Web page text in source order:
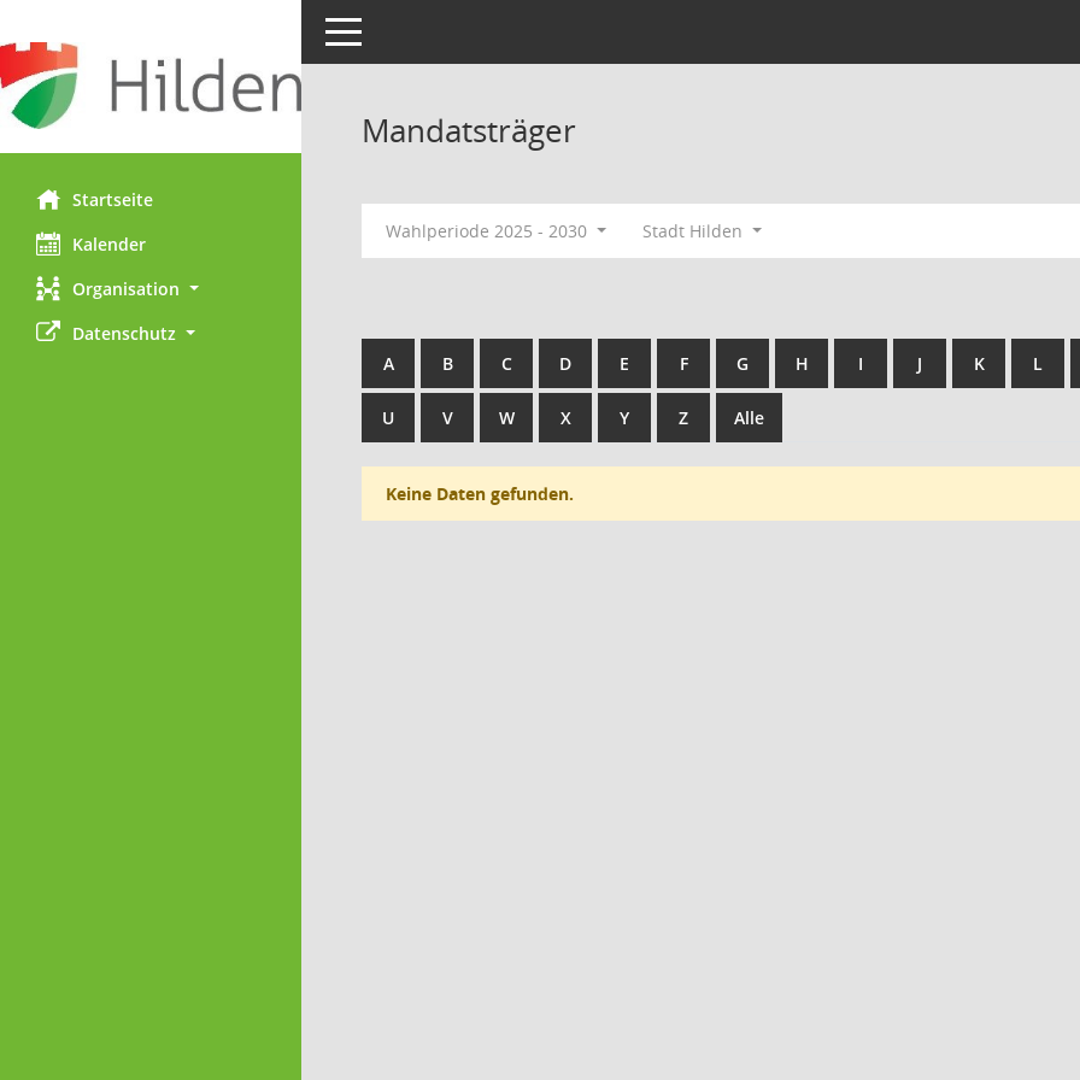
Startseite
Kalender
Organisation
Datenschutz
Toggle navigation
Mandatsträger
Wahlperiode 2025 - 2030 Stadt Hilden
A B C D E F G H I J K L
U V W X Y Z Alle
Keine Daten gefunden.